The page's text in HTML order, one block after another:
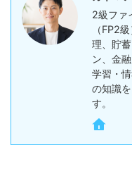
2級ファ
（FP2
理、貯
ン、金
学習・
の知識
す。